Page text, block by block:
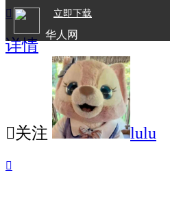
立即下载
华人网
欧洲华人生活APP

详情
关注 lulu
